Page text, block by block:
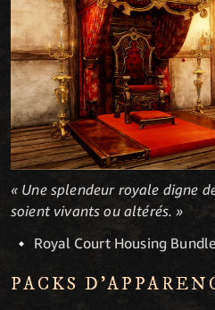
« Une splendeur royale digne
soient vivants ou altérés. »
Royal Court Housing
PACKS